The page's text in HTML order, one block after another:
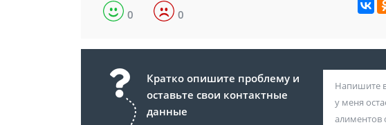
0 0
Кратко опишите проблему и
оставьте свои контактные
данные